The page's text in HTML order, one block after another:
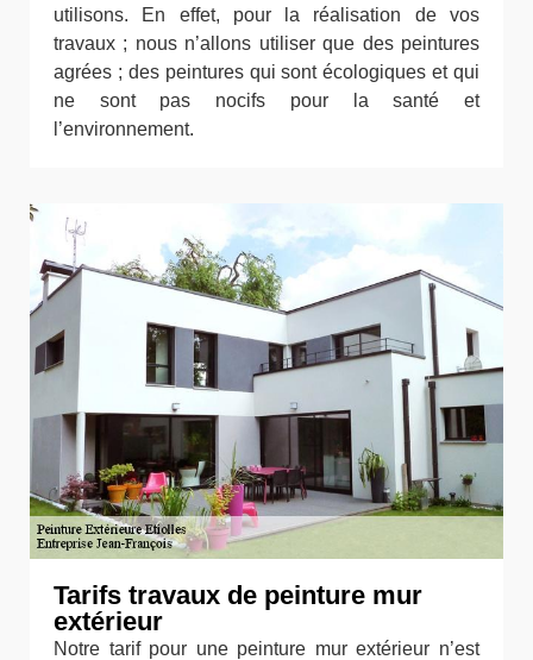
utilisons. En effet, pour la réalisation de vos
travaux ; nous n’allons utiliser que des peintures
agrées ; des peintures qui sont écologiques et qui
ne sont pas nocifs pour la santé et
l’environnement.
Tarifs travaux de peinture mur
extérieur
Notre tarif pour une peinture mur extérieur n’est